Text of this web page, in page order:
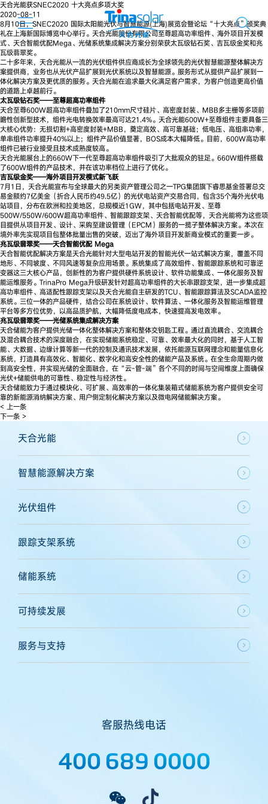
天合光能获SNEC2020 十大亮点多项大奖
2020-08-11
8月10日，SNEC2020 国际太阳能光伏与智慧能源(上海)展览会暨论坛“十大亮点”颁奖典
礼在上海新国际博览中心举行。天合光能股份有限公司至尊超高功率组件、海外项目开发模
式、天合智能优配Mega、光储系统集成解决方案分别荣获太瓦级钻石奖、吉瓦级金奖和兆
瓦级翡翠奖。
二十多年来，天合光能从一流的光伏组件供应商成长为全球领先的光伏智慧能源整体解决方
案提供商，业务也从光伏产品扩展到光伏系统以及智慧能源。服务形式从提供产品扩展到一
体化解决方案及更优质的服务。天合光能在追求最大化满足客户需求，为客户创造更高价值
的道路上卓越前行。
太瓦级钻石奖——至尊超高功率组件
天合至尊600W超高功率组件叠加了210mm尺寸硅片、高密度封装、MBB多主栅等多项前
瞻性创新型技术，组件光电转换效率最高可达21.4%。天合光能600W+至尊组件主要具备三
大核心优势：无损切割+高密度封装+MBB，奠定高效、高可靠基础；低电压、高组串功率，
单串组件功率提升40%以上；组件产品价值显著，BOS成本大幅降低。目前，600W高功率
组件已被行业接受且技术成熟度较高。
天合光能展台上的660W下一代至尊超高功率组件吸引了大批观众的驻足。660W组件搭载
了600W组件的产品技术，并在该功率档位上进行了优化。
吉瓦级金奖——海外项目开发模式新飞跃
7月1日，天合光能宣布与全球最大的另类资产管理公司之一TPG集团旗下睿思基金签署总交
易金额约7亿美金（折合人民币约49.5亿）的光伏电站资产交易合同，包含35个海外光伏电
站项目，分布在欧洲和拉美地区，总规模近1GW，其中包括电站开发、至尊
500W/550W/600W超高功率组件、智能跟踪支架、天合智能优配等，天合光能将为这些项
目提供从项目开发、设计、采购至建设管理（EPCM）服务的一揽子整体解决方案。本次在
境外率先实现项目包整体批量出售的突破，迈出了海外项目开发新商业模式的重要一步。
兆瓦级翡翠奖——天合智能优配 Mega
天合智能优配解决方案是天合光能针对大型电站开发的智能光伏一站式解决方案，覆盖不同
地形、不同坡度、不同风速等复杂应用场景。系统集成了高效组件、智能跟踪系统和可靠逆
变器这三大核心产品，创新性的为客户提供硬件系统设计、软件功能集成、一体化服务及智
能运维服务。TrinaPro Mega升级研发针对超高功率组件的大长串跟踪支架，进一步集成超
高功率组件、高适配性跟踪支架以及天合光能自主研发的TCU、智能跟踪算法及SCADA监控
系统。三位一体的产品硬件，结合公司在系统设计、软件算法、一体化服务及智能运维管理
平台等多方位优势，以高品质护航，大幅降低度电成本，快速提高发电效率。
兆瓦级翡翠奖——光储系统集成解决方案
天合储能为客户提供光储一体化整体解决方案和整体交钥匙工程。通过直流耦合、交流耦合
及混合耦合技术的深度融合，在实现储能系统稳定、可靠、效率最大化的同时，基于人工智
能、大数据、边缘计算等新一代的控制及通讯技术发展，依托能源互联网理念和能量信息化
系统，打造具有高效化、智能化、数字化和高安全性的储能产品及系统。在全生命周期内做
到高安全性，并实现光储的全面融合，在“云-管-端”各个不同的时间与空间维度上面确保
光伏+储能供电的可靠性、稳定性与经济性。
天合储能致力于通过模块化、可扩展、高效率的一体化集装箱式储能系统为客户提供安全可
靠的新能源消纳解决方案、用户侧定制化解决方案以及微电网储能解决方案。
< 上一条
下一条 >
天合光能
智慧能源解决方案
光伏组件
跟踪支架系统
储能系统
可持续发展
服务与支持
客服热线电话
400 689 0000